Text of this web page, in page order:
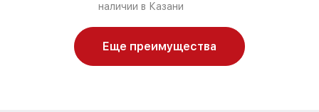
наличии в Казани
Еще преимущества